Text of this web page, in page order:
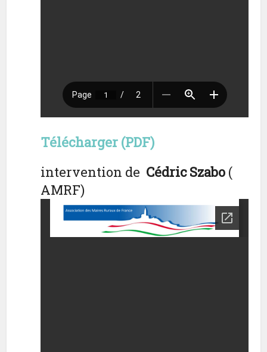
Télécharger (PDF)
intervention de Cédric Szabo (
AMRF)